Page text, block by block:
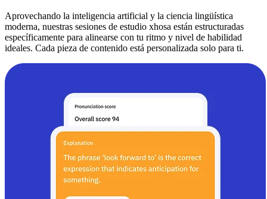
Aprovechando la inteligencia artificial y la ciencia lingüística
moderna, nuestras sesiones de estudio xhosa están estructuradas
específicamente para alinearse con tu ritmo y nivel de habilidad
ideales. Cada pieza de contenido está personalizada solo para ti.